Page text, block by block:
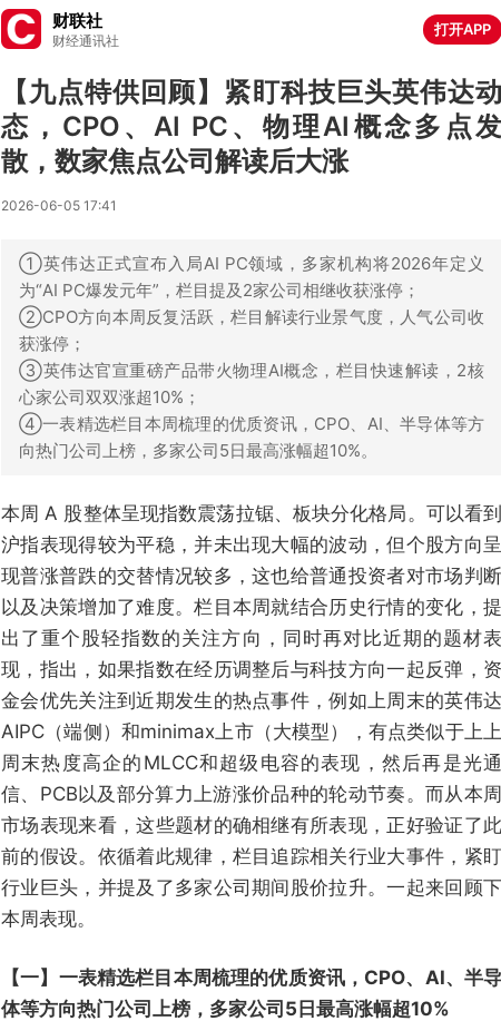
财联社
财经通讯社
打开APP
【九点特供回顾】紧盯科技巨头英伟达动
态，CPO、AI PC、物理AI概念多点发
散，数家焦点公司解读后大涨
2026-06-05 17:41
①英伟达正式宣布入局AI PC领域，多家机构将2026年定义
为“AI PC爆发元年”，栏目提及2家公司相继收获涨停；
②CPO方向本周反复活跃，栏目解读行业景气度，人气公司收
获涨停；
③英伟达官宣重磅产品带火物理AI概念，栏目快速解读，2核
心家公司双双涨超10%；
④一表精选栏目本周梳理的优质资讯，CPO、AI、半导体等方
向热门公司上榜，多家公司5日最高涨幅超10%。
本周 A 股整体呈现指数震荡拉锯、板块分化格局。可以看到
沪指表现得较为平稳，并未出现大幅的波动，但个股方向呈
现普涨普跌的交替情况较多，这也给普通投资者对市场判断
以及决策增加了难度。栏目本周就结合历史行情的变化，提
出了重个股轻指数的关注方向，同时再对比近期的题材表
现，指出，如果指数在经历调整后与科技方向一起反弹，资
金会优先关注到近期发生的热点事件，例如上周末的英伟达
AIPC（端侧）和minimax上市（大模型），有点类似于上上
周末热度高企的MLCC和超级电容的表现，然后再是光通
信、PCB以及部分算力上游涨价品种的轮动节奏。而从本周
市场表现来看，这些题材的确相继有所表现，正好验证了此
前的假设。依循着此规律，栏目追踪相关行业大事件，紧盯
行业巨头，并提及了多家公司期间股价拉升。一起来回顾下
本周表现。
【一】一表精选栏目本周梳理的优质资讯，CPO、AI、半导
体等方向热门公司上榜，多家公司5日最高涨幅超10%